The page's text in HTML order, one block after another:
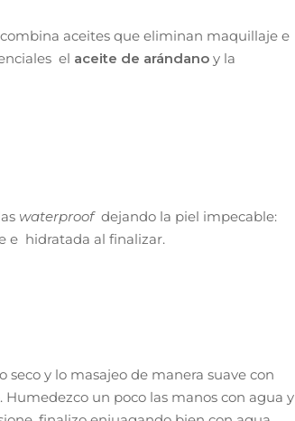
aceites que eliminan maquillaje e
el aceite de arándano y la
waterproofdejando la piel impecable:
e hidratada al finalizar.
y lo masajeo de manera suave con
un poco las manos con agua y